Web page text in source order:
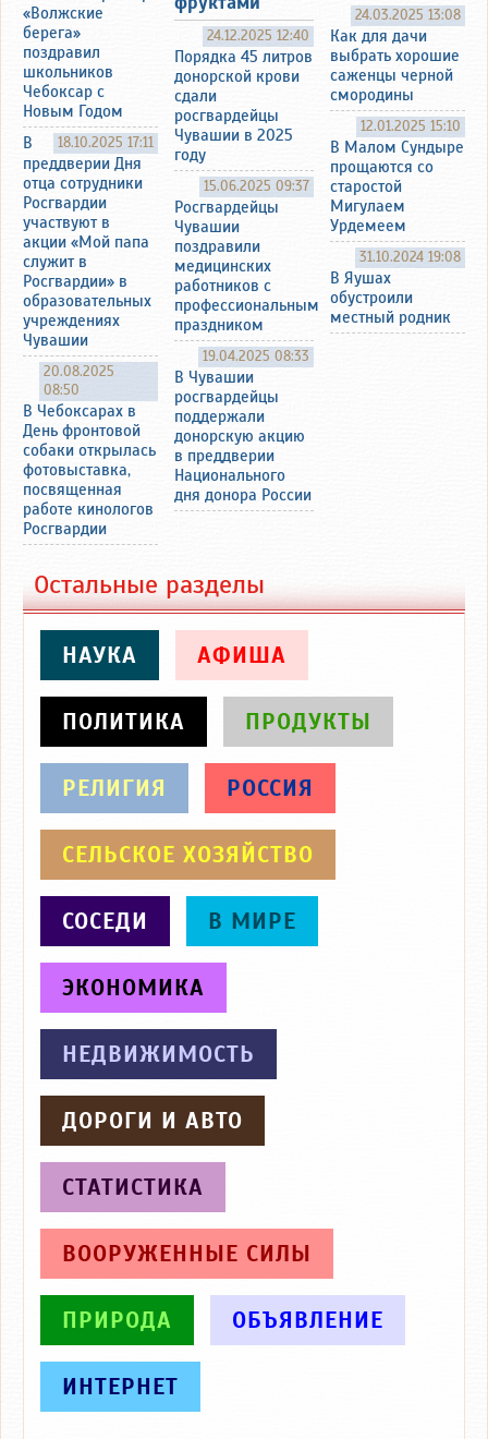
«Волжские
берега»
поздравил
школьников
Чебоксар с
Новым Годом
18.10.2025 17:11
В
преддверии Дня
отца сотрудники
Росгвардии
участвуют в
акции «Мой папа
служит в
Росгвардии» в
образовательных
учреждениях
Чувашии
20.08.2025
08:50
В Чебоксарах в
День фронтовой
собаки открылась
фотовыставка,
посвященная
работе кинологов
Росгвардии
24.12.2025 12:40
Порядка 45 литров
донорской крови
сдали
росгвардейцы
Чувашии в 2025
году
15.06.2025 09:37
Росгвардейцы
Чувашии
поздравили
медицинских
работников с
профессиональным
праздником
19.04.2025 08:33
В Чувашии
росгвардейцы
поддержали
донорскую акцию
в преддверии
Национального
дня донора России
24.03.2025 13:08
Как для дачи
выбрать хорошие
саженцы черной
смородины
12.01.2025 15:10
В Малом Сундыре
прощаются со
старостой
Мигулаем
Урдемеем
31.10.2024 19:08
В Яушах
обустроили
местный родник
Остальные разделы
НАУКА АФИША
ПОЛИТИКА ПРОДУКТЫ
РЕЛИГИЯ РОССИЯ
СЕЛЬСКОЕ ХОЗЯЙСТВО
СОСЕДИ В МИРЕ
ЭКОНОМИКА
НЕДВИЖИМОСТЬ
ДОРОГИ И АВТО
СТАТИСТИКА
ВООРУЖЕННЫЕ СИЛЫ
ПРИРОДА ОБЪЯВЛЕНИЕ
ИНТЕРНЕТ